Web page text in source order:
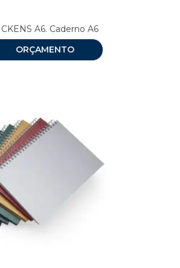
A6. Caderno A6
ORÇAMENTO